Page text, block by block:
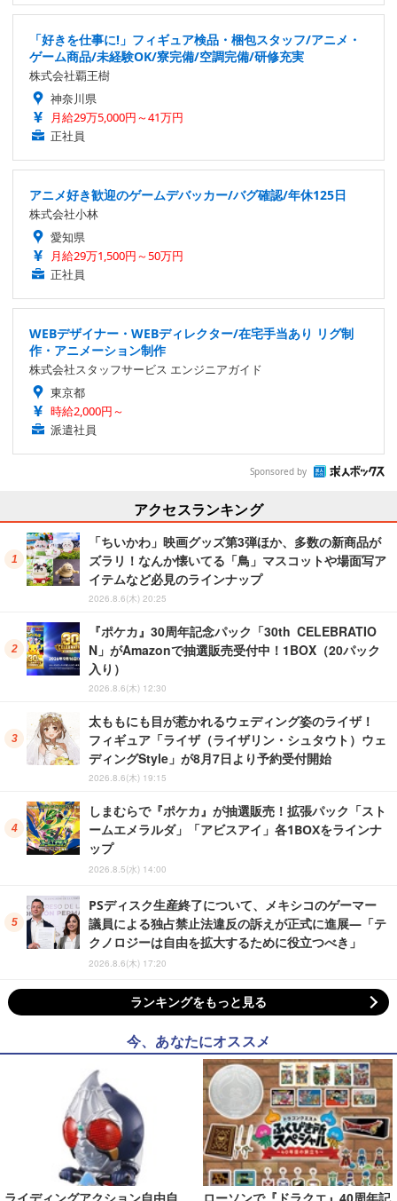
「好きを仕事に!」フィギュア検品・梱包スタッフ/アニメ・
ゲーム商品/未経験OK/寮完備/空調完備/研修充実
株式会社覇王樹
神奈川県
月給29万5,000円～41万円
正社員
アニメ好き歓迎のゲームデバッカー/バグ確認/年休125日
株式会社小林
愛知県
月給29万1,500円～50万円
正社員
WEBデザイナー・WEBディレクター/在宅手当あり リグ制
作・アニメーション制作
株式会社スタッフサービス エンジニアガイド
東京都
時給2,000円～
派遣社員
Sponsored by
アクセスランキング
「ちいかわ」映画グッズ第3弾ほか、多数の新商品が
ズラリ！なんか懐いてる「鳥」マスコットや場面写ア
イテムなど必見のラインナップ
2026.8.6(木) 20:25
『ポケカ』30周年記念パック「30th CELEBRATIO
N」がAmazonで抽選販売受付中！1BOX（20パック
入り）
2026.8.6(木) 12:30
太ももにも目が惹かれるウェディング姿のライザ！
フィギュア「ライザ（ライザリン・シュタウト）ウェ
ディングStyle」が8月7日より予約受付開始
2026.8.6(木) 19:15
しまむらで『ポケカ』が抽選販売！拡張パック「スト
ームエメラルダ」「アビスアイ」各1BOXをラインナ
ップ
2026.8.5(水) 14:00
PSディスク生産終了について、メキシコのゲーマー
議員による独占禁止法違反の訴えが正式に進展―「テ
クノロジーは自由を拡大するために役立つべき」
2026.8.6(木) 17:20
ランキングをもっと見る
今、あなたにオススメ